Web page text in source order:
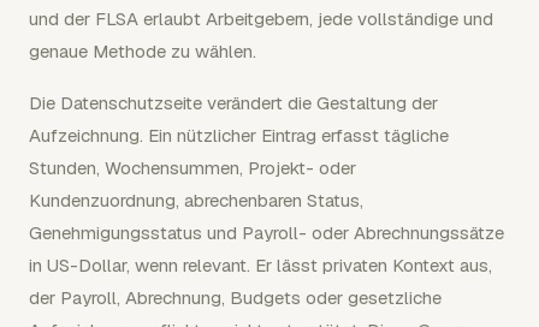
und der FLSA erlaubt Arbeitgebern, jede vollständige und
genaue Methode zu wählen.
Die Datenschutzseite verändert die Gestaltung der
Aufzeichnung. Ein nützlicher Eintrag erfasst tägliche
Stunden, Wochensummen, Projekt- oder
Kundenzuordnung, abrechenbaren Status,
Genehmigungsstatus und Payroll- oder Abrechnungssätze
in US-Dollar, wenn relevant. Er lässt privaten Kontext aus,
der Payroll, Abrechnung, Budgets oder gesetzliche